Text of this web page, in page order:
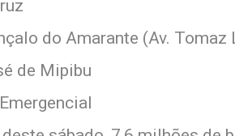
do Amarante (Av. Tomaz
de Mipibu